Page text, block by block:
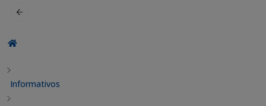
Informativos